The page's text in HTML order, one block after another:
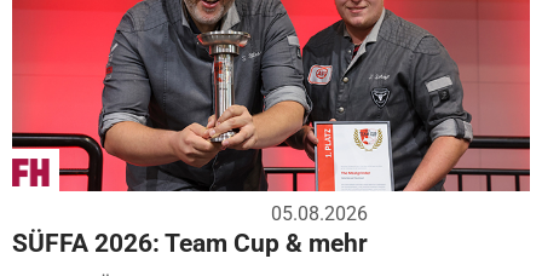
05.08.2026
SÜFFA 2026: Team Cup & mehr